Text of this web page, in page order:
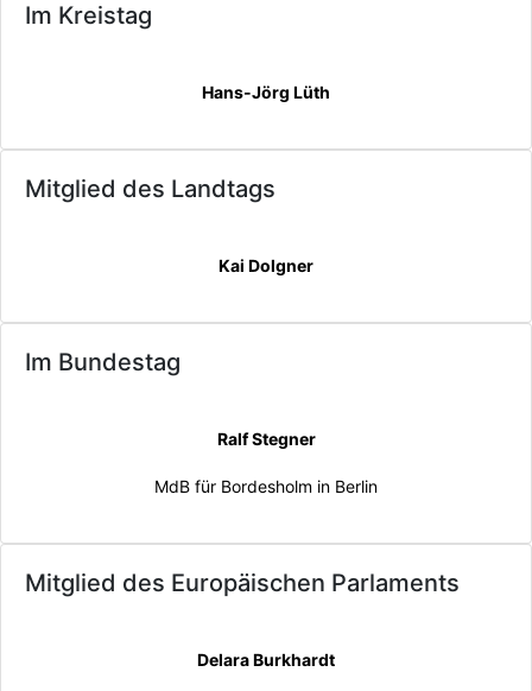
Im Kreistag
Hans-Jörg Lüth
Mitglied des Landtags
Kai Dolgner
Im Bundestag
Ralf Stegner
MdB für Bordesholm in Berlin
Mitglied des Europäischen Parlaments
Delara Burkhardt